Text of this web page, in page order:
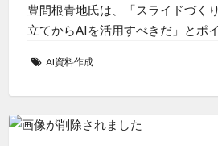
豊間根青地氏は、「スライドづく
立てからAIを活用すべきだ」とポ
AI資料作成